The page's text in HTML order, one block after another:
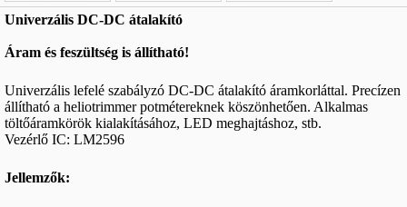
Név*:
Univerzális DC-DC átalakító
Áram és feszültség is állítható!
Univerzális lefelé szabályzó DC-DC átalakító áramkorláttal. Precízen
állítható a heliotrimmer potmétereknek köszönhetően. Alkalmas
töltőáramkörök kialakításához, LED meghajtáshoz, stb.
Vezérlő IC: LM2596
Jellemzők: